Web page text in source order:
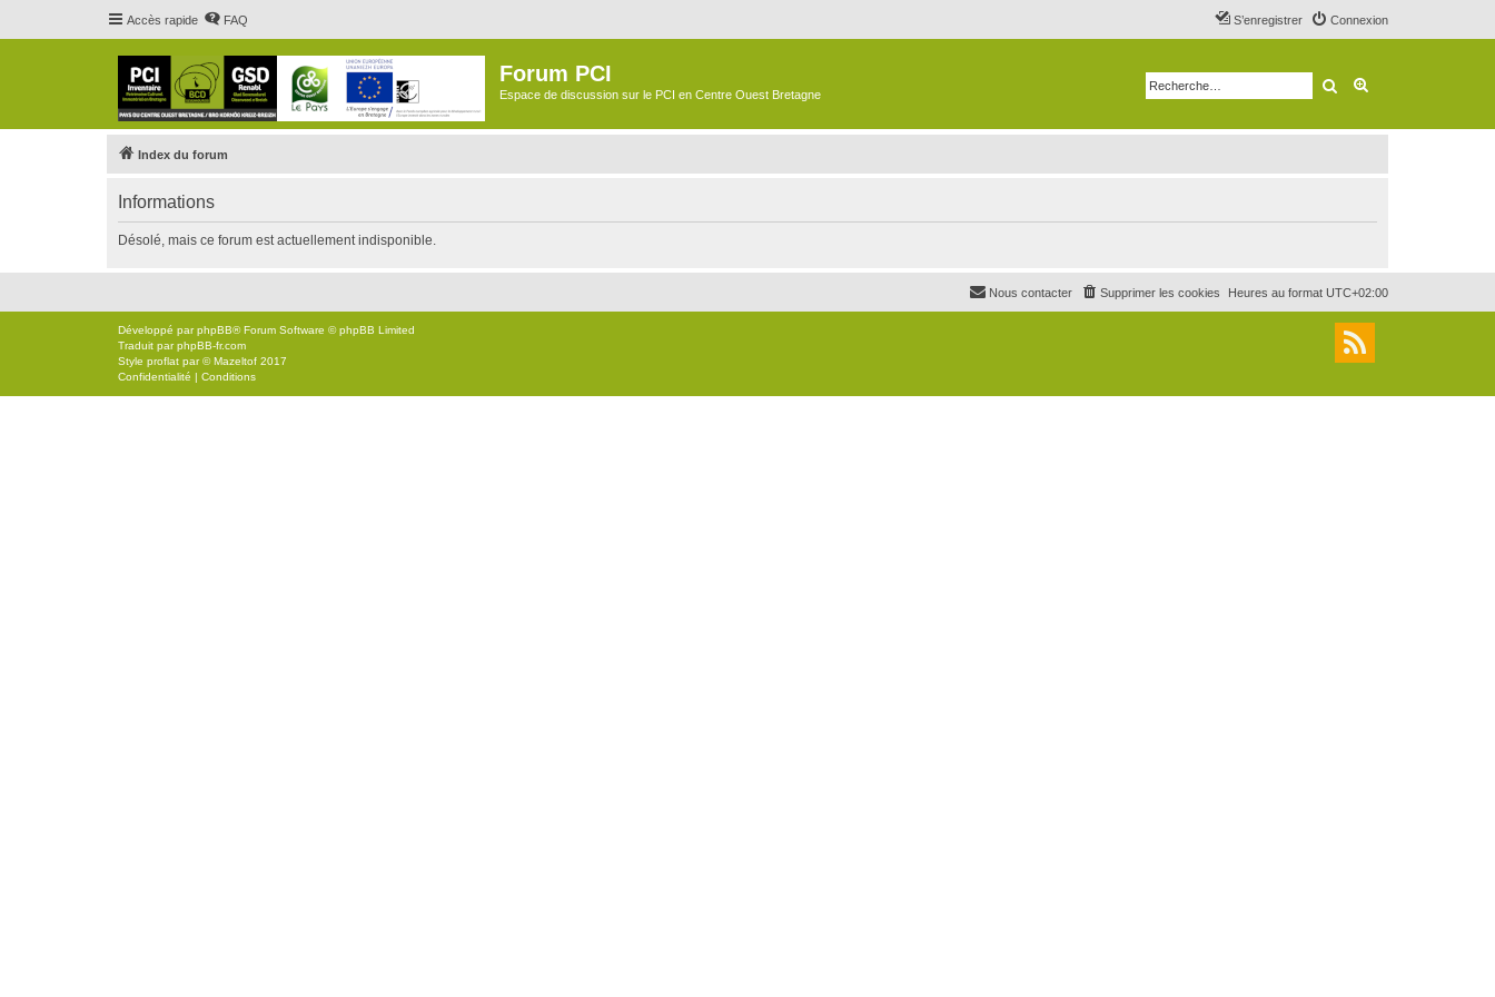
Accès rapide FAQ Connexion
S’enregistrer
Forum PCI
Espace de discussion sur le PCI en Centre Ouest Bretagne Rechercher
Index du forum
Informations
Désolé, mais ce forum est actuellement indisponible.
Heures au format UTC+02:00
Supprimer les cookies
Nous contacter
Développé parphpBB® Forum Software © phpBB Limited
Traduit parphpBB-fr.com
Style proflat par ©Mazeltof 2017
Confidentialité | Conditions